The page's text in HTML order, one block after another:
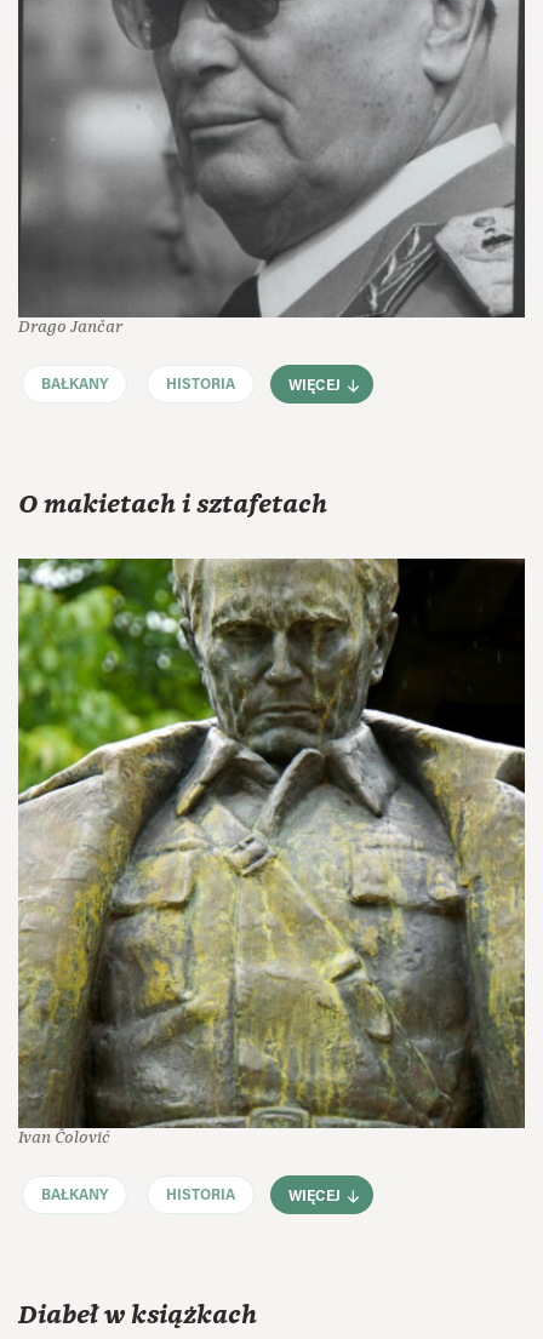
Drago Jančar
BAŁKANY HISTORIA WIĘCEJ
O makietach i sztafetach
Ivan Čolović
BAŁKANY HISTORIA WIĘCEJ
Diabeł w książkach